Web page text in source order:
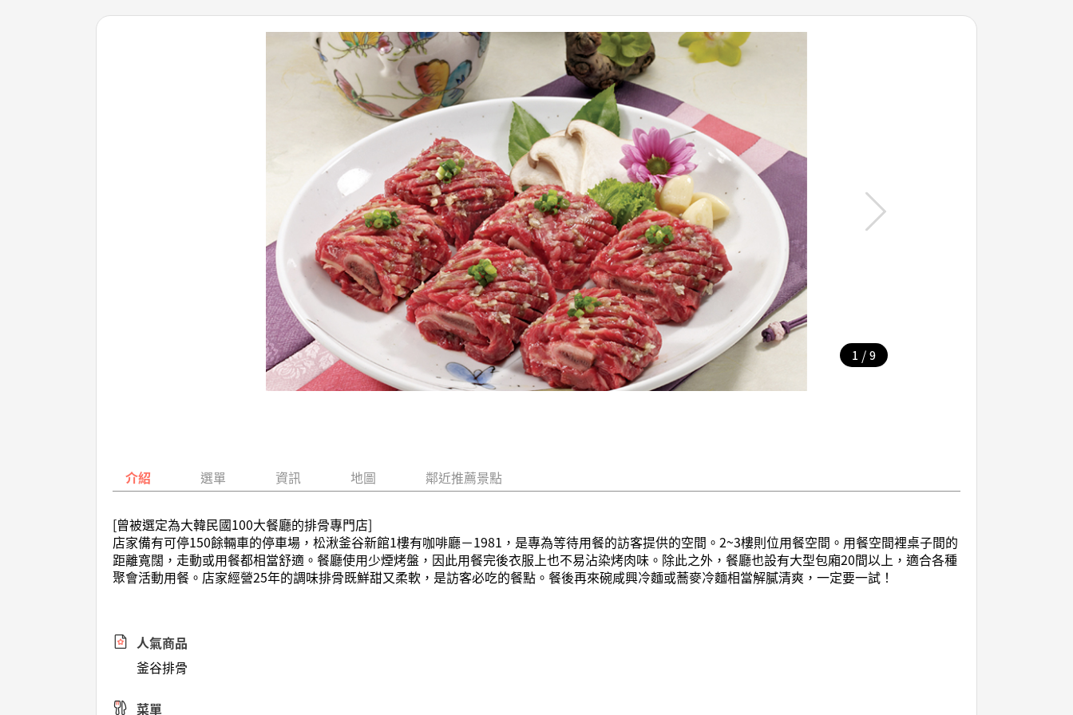
1 / 9
介紹 選單 資訊 地圖 鄰近推薦景點
[曾被選定為大韓民國100大餐廳的排骨專門店]
店家備有可停150餘輛車的停車場，松湫釜谷新館1樓有咖啡廳－1981，是專為等待用餐的訪客提供的空間。2~3樓則位用餐空間。用餐空間裡桌子間的
距離寬闊，走動或用餐都相當舒適。餐廳使用少煙烤盤，因此用餐完後衣服上也不易沾染烤肉味。除此之外，餐廳也設有大型包廂20間以上，適合各種
聚會活動用餐。店家經營25年的調味排骨既鮮甜又柔軟，是訪客必吃的餐點。餐後再來碗咸興冷麵或蕎麥冷麵相當解膩清爽，一定要一試！
人氣商品
釜谷排骨
菜單